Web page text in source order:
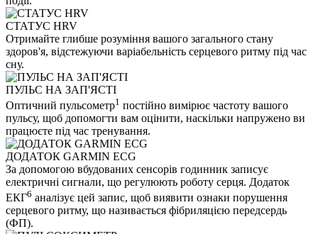
СТАТУС HRV
Отримайте глибше розуміння вашого загального стану
здоров'я, відстежуючи варіабельність серцевого ритму під час
сну.
ПУЛЬС НА ЗАП'ЯСТІ
Оптичний пульсометр1 постійно вимірює частоту вашого
пульсу, щоб допомогти вам оцінити, наскільки напружено ви
працюєте під час тренування.
ДОДАТОК GARMIN ECG
За допомогою вбудованих сенсорів годинник записує
електричні сигнали, що регулюють роботу серця. Додаток
ЕКГ6 аналізує цей запис, щоб виявити ознаки порушення
серцевого ритму, що називається фібриляцією передсердь
(ФП).